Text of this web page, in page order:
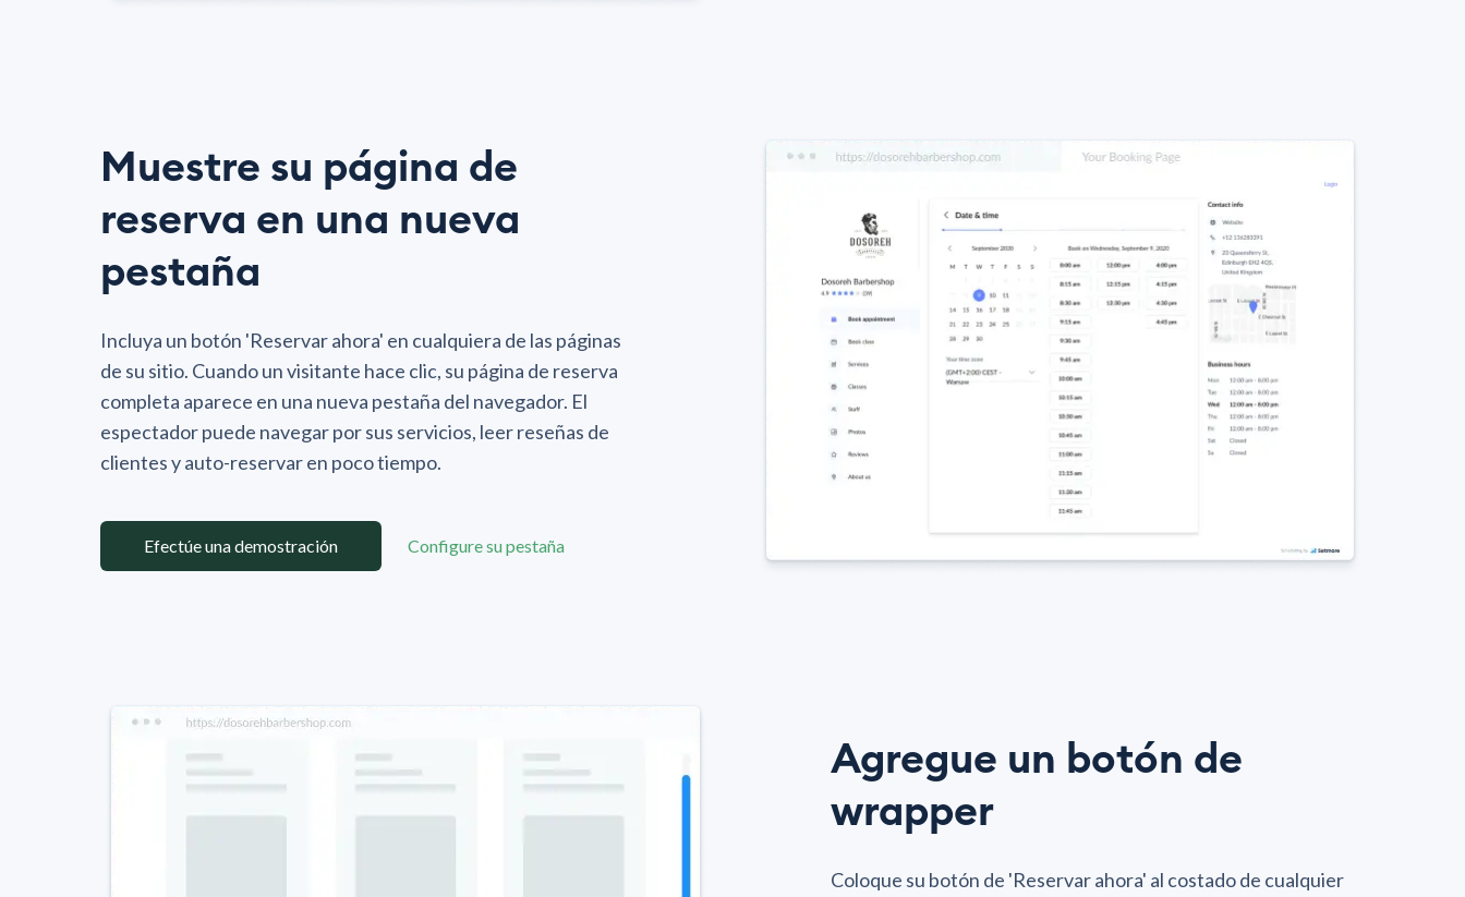
Muestre su página de
reserva en una nueva
pestaña
Incluya un botón 'Reservar ahora' en cualquiera de las páginas
de su sitio. Cuando un visitante hace clic, su página de reserva
completa aparece en una nueva pestaña del navegador. El
espectador puede navegar por sus servicios, leer reseñas de
clientes y auto-reservar en poco tiempo.
Efectúe una demostración Configure su pestaña
Agregue un botón de
wrapper
Coloque su botón de 'Reservar ahora' al costado de cualquier